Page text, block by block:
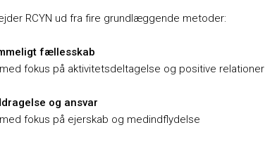
RCYN ud fra fire grundlæggende metoder:
fællesskab
på aktivitetsdeltagelse og positive relationer
og ansvar
på ejerskab og medindflydelse